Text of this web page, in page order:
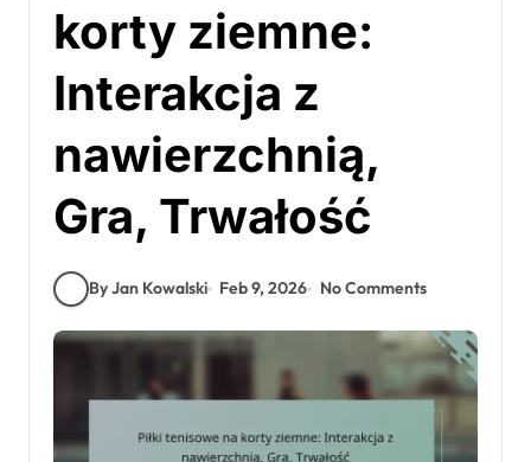
korty ziemne:
Interakcja z
nawierzchnią,
Gra, Trwałość
By Jan Kowalski Feb 9, 2026 No Comments